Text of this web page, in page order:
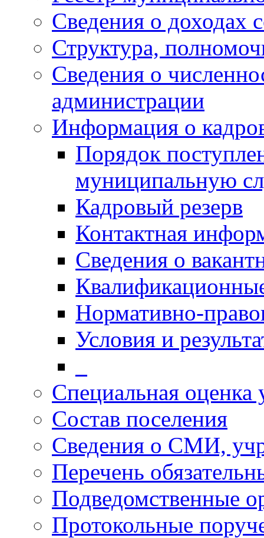
Сведения о доходах
Структура,
Сведения о
администрации
Информация о
Порядок
муниципальную
Кадровый резерв
Контактная
Сведения о
Нормативно-
Условия и
Специальная оценка
Состав поселения
Сведения о СМИ,
Перечень
Подведомственные
Протокольные